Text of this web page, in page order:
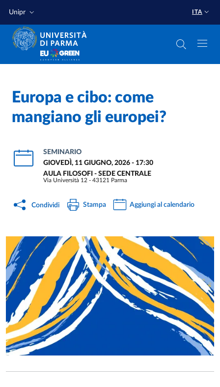
Unipr ITA
Europa e cibo: come
mangiano gli europei?
SEMINARIO
GIOVEDÌ, 11 GIUGNO, 2026 - 17:30
AULA FILOSOFI - SEDE CENTRALE
Via Università 12 - 43121 Parma
Condividi Stampa Aggiungi al calendario